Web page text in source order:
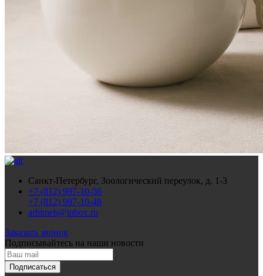
Санкт-Петербург, Зоологический переулок, д. 1-3
+7 (812) 997-10-56
+7 (812) 997-10-48
arhimeb@inbox.ru
Заказать звонок
Подписывайтесь на наши новости